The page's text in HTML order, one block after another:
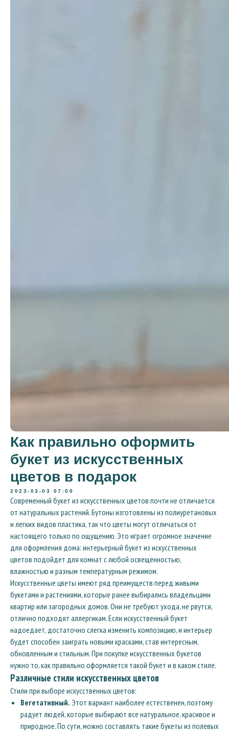
Как правильно оформить
букет из искусственных
цветов в подарок
2023-03-03 07:00
Современный букет из искусственных цветов почти не отличается
от натуральных растений. Бутоны изготовлены из полиуретановых
и легких видов пластика, так что цветы могут отличаться от
настоящего только по ощущению. Это играет огромное значение
для оформления дома: интерьерный букет из искусственных
цветов подойдет для комнат с любой освещенностью,
влажностью и разным температурным режимом.
Искусственные цветы имеют ряд преимуществ перед живыми
букетами и растениями, которые ранее выбирались владельцами
квартир или загородных домов. Они не требуют ухода, не рвутся,
отлично подходят аллергикам. Если искусственный букет
надоедает, достаточно слегка изменить композицию, и интерьер
будет способен заиграть новыми красками, став интересным,
обновленным и стильным. При покупке искусственных букетов
нужно то, как правильно оформляется такой букет и в каком стиле.
Различные стили искусственных цветов
Стили при выборе искусственных цветов:
Вегетативный. Этот вариант наиболее естественен, поэтому
радует людей, которые выбирают все натуральное, красивое и
природное. По сути, можно составлять такие букеты из полевых